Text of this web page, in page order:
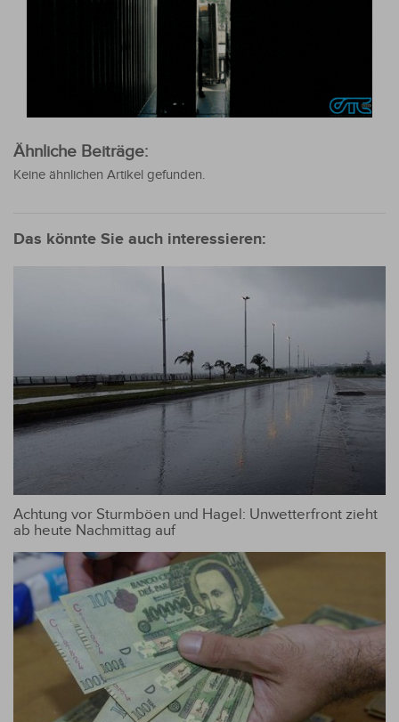
Ähnliche Beiträge:
Keine ähnlichen Artikel gefunden.
Das könnte Sie auch interessieren:
Achtung vor Sturmböen und Hagel: Unwetterfront zieht
ab heute Nachmittag auf